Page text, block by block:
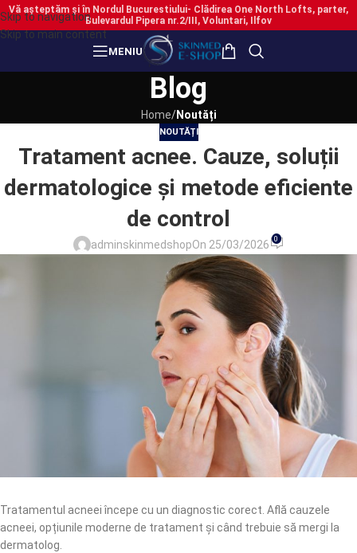
Skip to navigation
Skip to main content
Vă așteptăm și în Nordul Bucurestiului- Clădirea One North Lofts, parter,
Bulevardul Pipera nr.2/III, Voluntari, Ilfov
MENIU
Blog
Home/Noutăți
NOUTĂȚI
Tratament acnee. Cauze, soluții
dermatologice și metode eficiente
de control
adminskinmedshopOn 25/03/2026 0
Tratamentul acneei începe cu un diagnostic corect. Află cauzele
acneei, opțiunile moderne de tratament și când trebuie să mergi la
dermatolog.